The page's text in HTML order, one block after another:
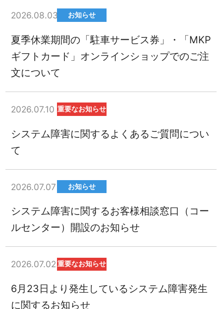
2026.08.03 お知らせ
夏季休業期間の「駐車サービス券」・「MKP
ギフトカード」オンラインショップでのご注
文について
2026.07.10 重要なお知らせ
システム障害に関するよくあるご質問につい
て
2026.07.07 お知らせ
システム障害に関するお客様相談窓口（コー
ルセンター）開設のお知らせ
2026.07.02 重要なお知らせ
6月23日より発生しているシステム障害発生
に関するお知らせ